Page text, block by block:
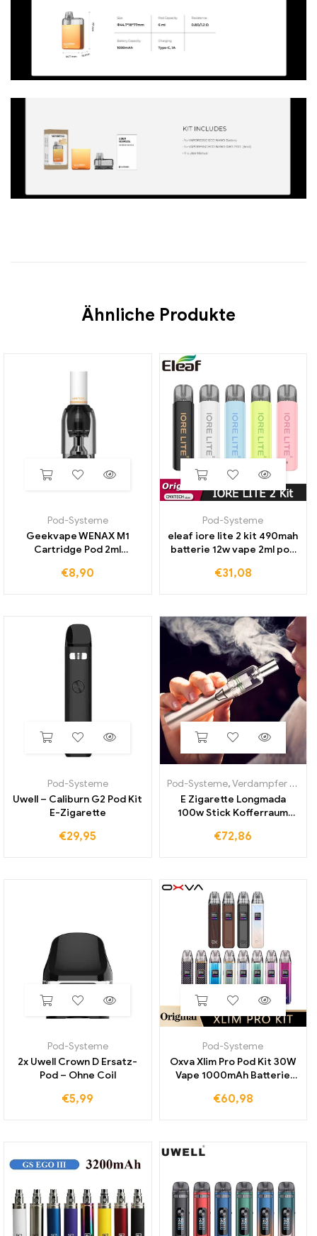
Ähnliche Produkte
Pod-Systeme
Geekvape WENAX M1
Cartridge Pod 2ml
€8,90
Pod-Systeme
eleaf iore lite 2 kit 490mah
batterie 12w vape 2ml pod
mesh spule e zigaretten
€31,08
Pod-Systeme
Uwell – Caliburn G2 Pod Kit
E-Zigarette
€29,95
Pod-Systeme,Verdampfer und Coils
E Zigarette Longmada
100w Stick Kofferraum
bald ii Zerstäuber
€72,86
Pod-Systeme
2x Uwell Crown D Ersatz-
Pod – Ohne Coil
€5,99
Pod-Systeme
Oxva Xlim Pro Pod Kit 30W
Vape 1000mAh Batterie
Vapor izer elektronische
€60,98